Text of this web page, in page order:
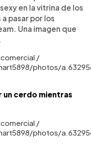
en la vitrina de los
pasar por los
Una imagen que
/
photos/
un cerdo mientras
/
photos/